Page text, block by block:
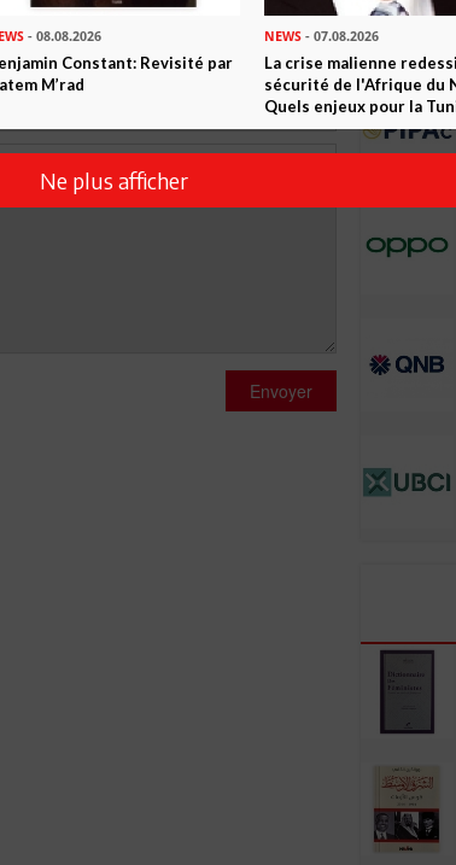
Commenter
Envoyer
- 08.08.2026
Constant: Revisité par
M’rad
NEWS- 07.08.2026
La crise malienne
sécurité de l'Afrique du
Quels enjeux pour la
Ne plus afficher